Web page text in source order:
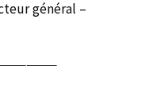
général –